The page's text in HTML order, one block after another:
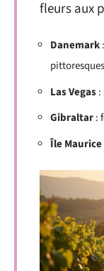
fleurs aux
Danemark
pittoresques
Las Vegas:
Gibraltar:
Île Maurice